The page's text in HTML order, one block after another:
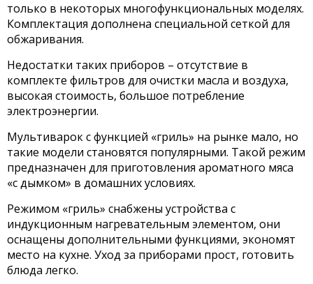
только в некоторых многофункциональных моделях.
Комплектация дополнена специальной сеткой для
обжаривания.
Недостатки таких приборов – отсутствие в
комплекте фильтров для очистки масла и воздуха,
высокая стоимость, большое потребление
электроэнергии.
Мультиварок с функцией «гриль» на рынке мало, но
такие модели становятся популярными. Такой режим
предназначен для приготовления ароматного мяса
«с дымком» в домашних условиях.
Режимом «гриль» снабжены устройства с
индукционным нагревательным элементом, они
оснащены дополнительными функциями, экономят
место на кухне. Уход за приборами прост, готовить
блюда легко.